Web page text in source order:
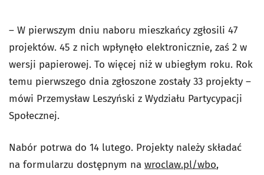
– W pierwszym dniu naboru mieszkańcy zgłosili 47
projektów. 45 z nich wpłynęło elektronicznie, zaś 2 w
wersji papierowej. To więcej niż w ubiegłym roku. Rok
temu pierwszego dnia zgłoszone zostały 33 projekty –
mówi Przemysław Leszyński z Wydziału Partycypacji
Społecznej.
Nabór potrwa do 14 lutego. Projekty należy składać
na formularzu dostępnym na wroclaw.pl/wbo,